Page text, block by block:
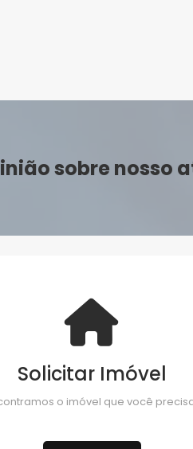
sobre nosso
Solicitar Imóvel
o imóvel que você